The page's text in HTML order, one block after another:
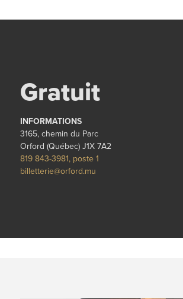
Gratuit
INFORMATIONS
3165, chemin du Parc
Orford (Québec) J1X 7A2
819 843-3981, poste 1
billetterie@orford.mu